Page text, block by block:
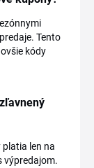
Tento
kódy
len na
výpredajom.